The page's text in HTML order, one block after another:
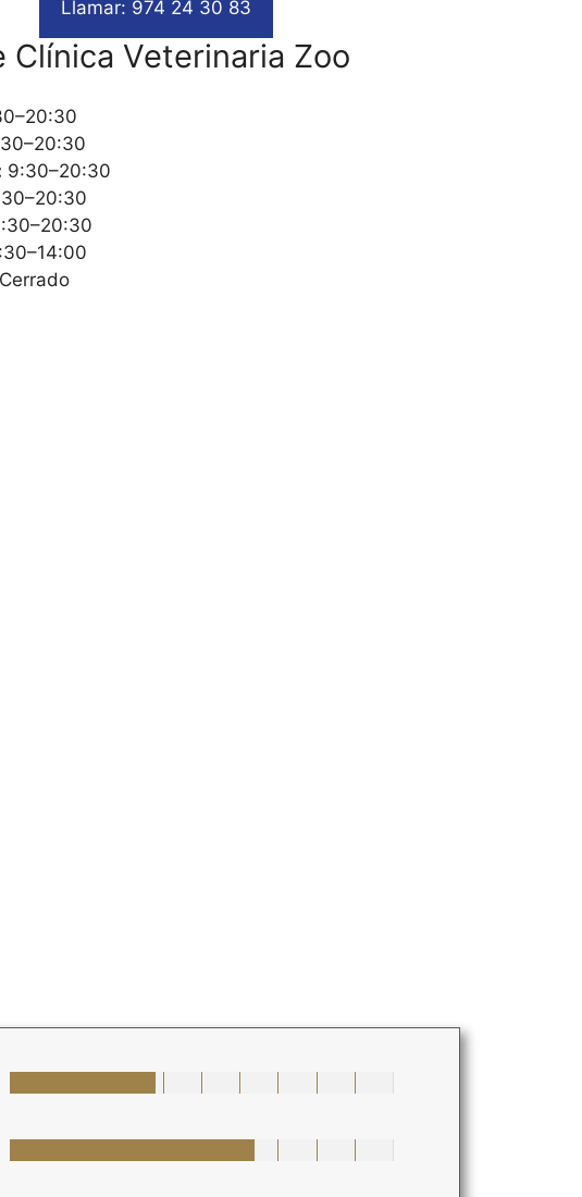
Llamar: 974 24 30 83
Clínica Veterinaria Zoo
9:30–20:30
Cerrado